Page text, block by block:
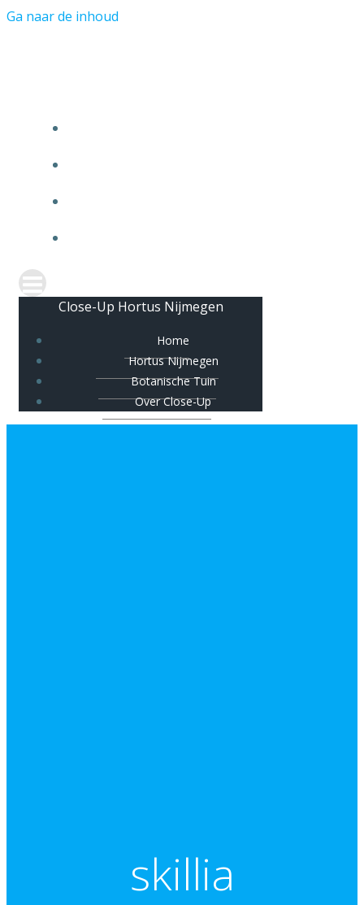
Ga naar de inhoud
Close-Up Hortus Nijmegen
Home
Hortus Nijmegen
Botanische Tuin
Over Close-Up
skillia